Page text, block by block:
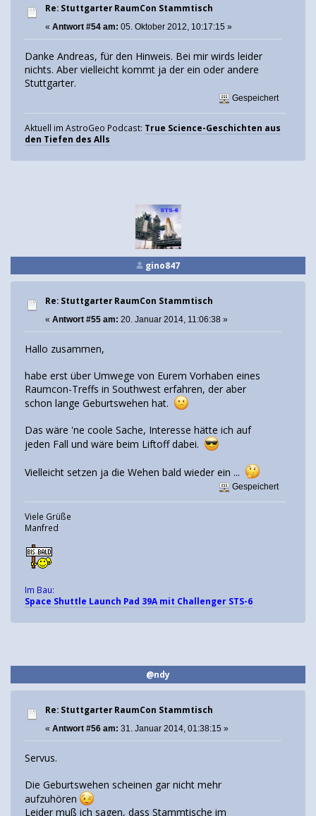
Re: Stuttgarter RaumCon Stammtisch
« Antwort #54 am: 05. Oktober 2012, 10:17:15 »
Danke Andreas, für den Hinweis. Bei mir wirds leider
nichts. Aber vielleicht kommt ja der ein oder andere
Stuttgarter.
Gespeichert
Aktuell im AstroGeo Podcast: True Science-Geschichten aus
den Tiefen des Alls
gino847
Re: Stuttgarter RaumCon Stammtisch
« Antwort #55 am: 20. Januar 2014, 11:06:38 »
Hallo zusammen,
habe erst über Umwege von Eurem Vorhaben eines
Raumcon-Treffs in Southwest erfahren, der aber
schon lange Geburtswehen hat.
Das wäre 'ne coole Sache, Interesse hätte ich auf
jeden Fall und wäre beim Liftoff dabei.
Vielleicht setzen ja die Wehen bald wieder ein ...
Gespeichert
Viele Grüße
Manfred
Im Bau:
Space Shuttle Launch Pad 39A mit Challenger STS-6
@ndy
Re: Stuttgarter RaumCon Stammtisch
« Antwort #56 am: 31. Januar 2014, 01:38:15 »
Servus.
Die Geburtswehen scheinen gar nicht mehr
aufzuhören
Leider muß ich sagen, dass Stammtische im